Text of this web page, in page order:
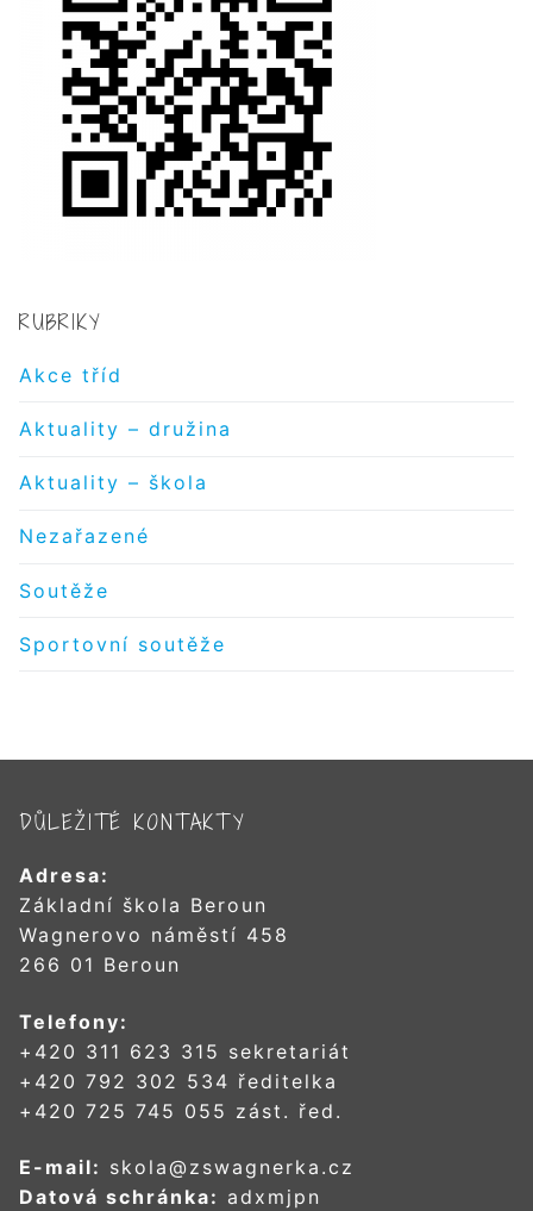
RUBRIKY
Akce tříd
Aktuality – družina
Aktuality – škola
Nezařazené
Soutěže
Sportovní soutěže
DŮLEŽITÉ KONTAKTY
Adresa:
Základní škola Beroun
Wagnerovo náměstí 458
266 01 Beroun
Telefony:
+420 311 623 315 sekretariát
+420 792 302 534 ředitelka
+420 725 745 055 zást. řed.
E-mail: skola@zswagnerka.cz
Datová schránka: adxmjpn